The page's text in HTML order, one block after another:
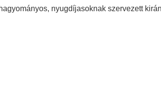
nyugdíjasoknak szervezett